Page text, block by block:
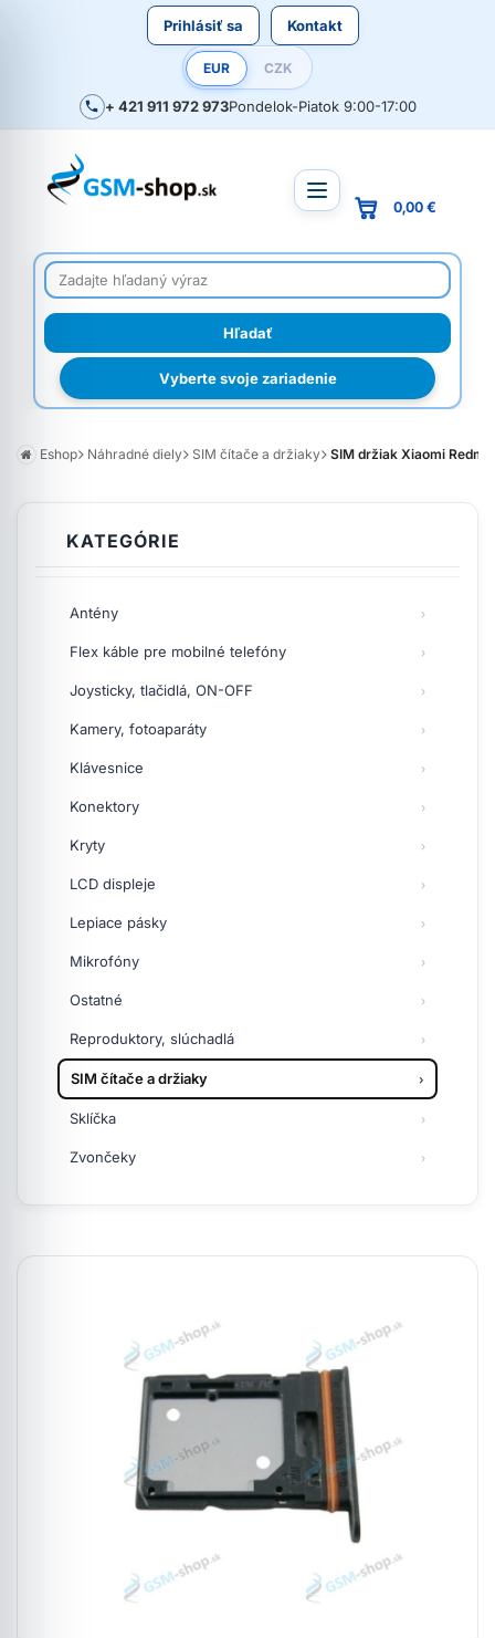
Prihlásiť sa Kontakt
EUR CZK
+ 421 911 972 973Pondelok-Piatok 9:00-17:00
Vyberte svoje zariadenie
0,00 €
Eshop Náhradné diely SIM čítače a držiaky SIM držiak Xiaomi Redmi
KATEGÓRIE
Antény
Flex káble pre mobilné telefóny
Joysticky, tlačidlá, ON-OFF
Kamery, fotoaparáty
Klávesnice
Konektory
Kryty
LCD displeje
Lepiace pásky
Mikrofóny
Ostatné
Reproduktory, slúchadlá
SIM čítače a držiaky
Sklíčka
Zvončeky